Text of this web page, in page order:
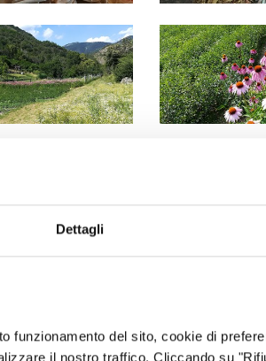
Dettagli
funzionamento del sito, cookie di
il nostro traffico. Cliccando su
AZIENDA SULLA MAPPA